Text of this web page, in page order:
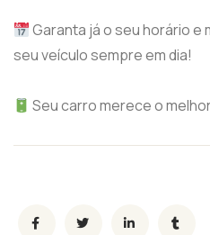
Garanta já o seu horário e
seu veículo sempre em dia!
Seu carro merece o